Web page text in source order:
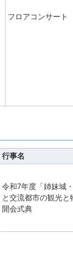
フロアコンサート
行事名
令和7年度「姉妹城
と交流都市の観光と
開会式典